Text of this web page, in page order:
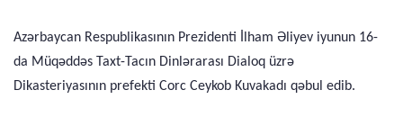
Azərbaycan Respublikasının Prezidenti İlham Əliyev iyunun 16-
da Müqəddəs Taxt-Tacın Dinlərarası Dialoq üzrə
Dikasteriyasının prefekti Corc Ceykob Kuvakadı qəbul edib.